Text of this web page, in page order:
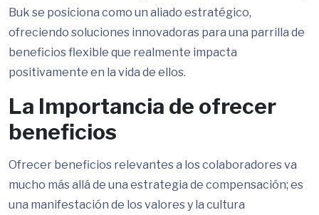
Buk se posiciona como un aliado estratégico,
ofreciendo soluciones innovadoras para una parrilla de
beneficios flexible que realmente impacta
positivamente en la vida de ellos.
La Importancia de ofrecer
beneficios
Ofrecer beneficios relevantes a los colaboradores va
mucho más allá de una estrategia de compensación; es
una manifestación de los valores y la cultura